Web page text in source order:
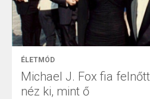
ÉLETMÓD
Michael J. Fox fia
néz ki, mint ő